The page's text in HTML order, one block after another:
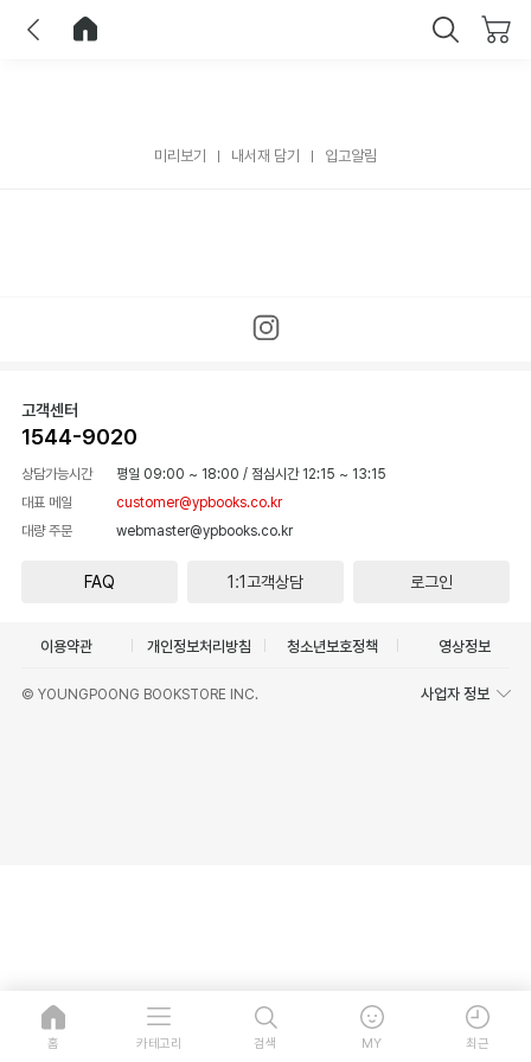
미리보기 내서재 담기 입고알림
고객센터
1544-9020
상담가능시간 평일 09:00 ~ 18:00 / 점심시간 12:15 ~ 13:15
대표 메일
customer@ypbooks.co.kr
대량 주문
webmaster@ypbooks.co.kr
FAQ 1:1고객상담 로그인
이용약관 개인정보처리방침 청소년보호정책 영상정보
© YOUNGPOONG BOOKSTORE INC. 사업자 정보
홈 카테고리 검색 MY 최근